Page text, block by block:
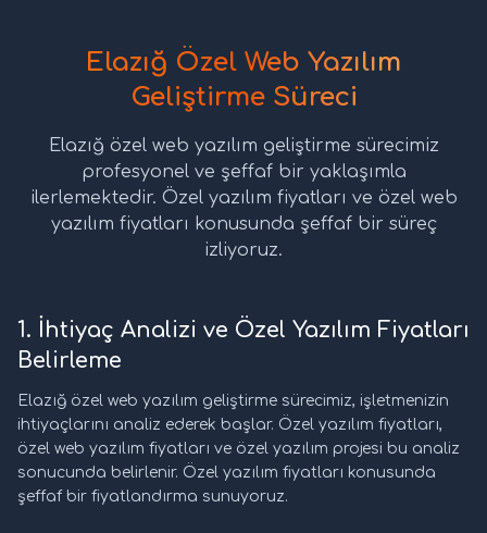
Elazığ Özel Web Yazılım
Geliştirme Süreci
Elazığ özel web yazılım geliştirme sürecimiz
profesyonel ve şeffaf bir yaklaşımla
ilerlemektedir. Özel yazılım fiyatları ve özel web
yazılım fiyatları konusunda şeffaf bir süreç
izliyoruz.
1. İhtiyaç Analizi ve Özel Yazılım Fiyatları
Belirleme
Elazığ özel web yazılım geliştirme sürecimiz, işletmenizin
ihtiyaçlarını analiz ederek başlar. Özel yazılım fiyatları,
özel web yazılım fiyatları ve özel yazılım projesi bu analiz
sonucunda belirlenir. Özel yazılım fiyatları konusunda
şeffaf bir fiyatlandırma sunuyoruz.